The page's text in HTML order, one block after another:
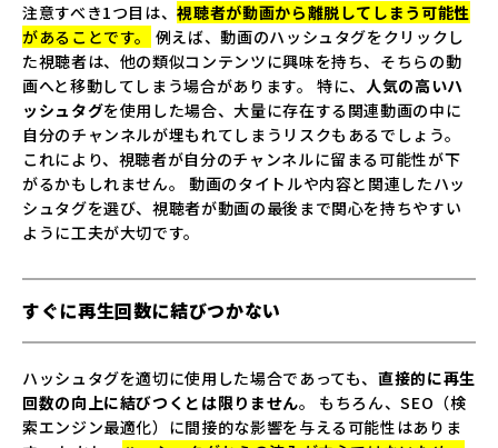
注意すべき1つ目は、視聴者が動画から離脱してしまう可能性
があることです。
例えば、動画のハッシュタグをクリックし
た視聴者は、他の類似コンテンツに興味を持ち、そちらの動
画へと移動してしまう場合があります。 特に、人気の高いハ
ッシュタグを使用した場合、大量に存在する関連動画の中に
自分のチャンネルが埋もれてしまうリスクもあるでしょう。
これにより、視聴者が自分のチャンネルに留まる可能性が下
がるかもしれません。 動画のタイトルや内容と関連したハッ
シュタグを選び、視聴者が動画の最後まで関心を持ちやすい
ように工夫が大切です。
すぐに再生回数に結びつかない
ハッシュタグを適切に使用した場合であっても、直接的に再生
回数の向上に結びつくとは限りません。 もちろん、SEO（検
索エンジン最適化）に間接的な影響を与える可能性はありま